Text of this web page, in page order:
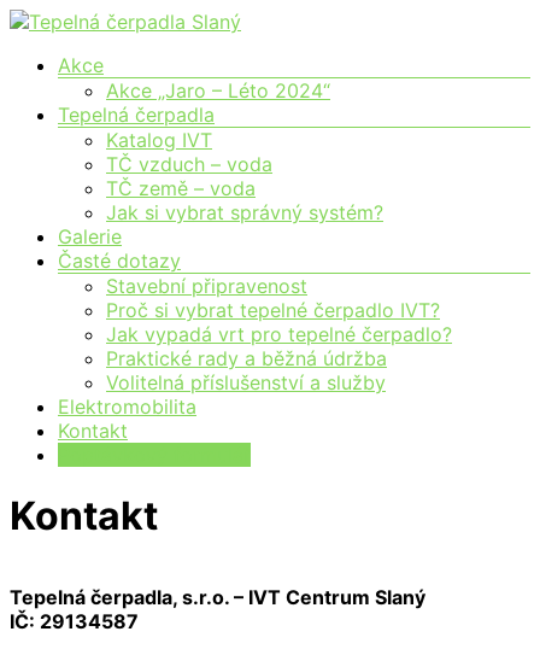
Skip
content
Tepelná
čerpadla
Slaný
Moderní
vytápění
pro
každého
Menu Akce
Akce „Jaro – Léto 2024“
Tepelná čerpadla
Katalog IVT
TČ vzduch – voda
TČ země – voda
Jak si vybrat správný systém?
Galerie
Časté dotazy
Stavební připravenost
Proč si vybrat tepelné čerpadlo IVT?
Jak vypadá vrt pro tepelné čerpadlo?
Praktické rady a běžná údržba
Volitelná příslušenství a služby
Elektromobilita
Kontakt
Kontakt
Tepelná čerpadla, s.r.o. – IVT Centrum Slaný
IČ: 29134587